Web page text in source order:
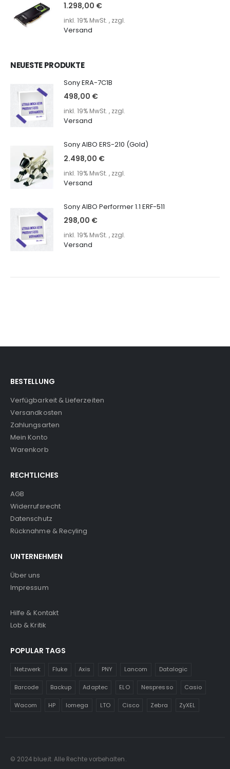
1.298,00 €
inkl. 19% MwSt. , zzgl.
Versand
NEUESTE PRODUKTE
Sony ERA-7C1B
498,00 €
inkl. 19% MwSt. , zzgl.
Versand
Sony AIBO ERS-210 (Gold)
2.498,00 €
inkl. 19% MwSt. , zzgl.
Versand
Sony AIBO Performer 1.1 ERF-511
298,00 €
inkl. 19% MwSt. , zzgl.
Versand
BESTELLUNG
Verfügbarkeit & Lieferzeiten
Versandkosten
Zahlungsarten
Mein Konto
Warenkorb
RECHTLICHES
AGB
Widerrufsrecht
Datenschutz
Rücknahme & Recyling
UNTERNEHMEN
Über uns
Impressum
Hilfe & Kontakt
Lob & Kritik
POPULAR TAGS
Netzwerk Fluke Axis PNY Lancom Datalogic
Barcode Backup Adaptec ELO Nespresso Casio
Wacom HP Iomega LTO Cisco Zebra ZyXEL
© 2024 blue.it. Alle Rechte vorbehalten.